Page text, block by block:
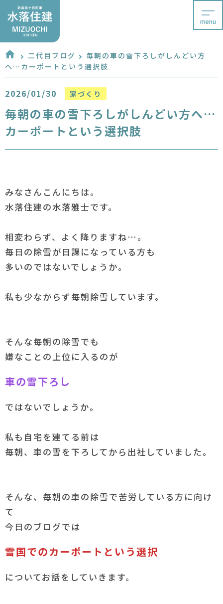
menu
二代目ブログ
毎朝の車の雪下ろしがしんどい方
へ…カーポートという選択肢
2026/01/30 家づくり
毎朝の車の雪下ろしがしんどい方へ…
カーポートという選択肢
みなさんこんにちは。
水落住建の水落雅士です。
相変わらず、よく降りますね…。
毎日の除雪が日課になっている方も
多いのではないでしょうか。
私も少なからず毎朝除雪しています。
そんな毎朝の除雪でも
嫌なことの上位に入るのが
車の雪下ろし
ではないでしょうか。
私も自宅を建てる前は
毎朝、車の雪を下ろしてから出社していました。
そんな、毎朝の車の除雪で苦労している方に向け
て
今日のブログでは
雪国でのカーポートという選択
についてお話をしていきます。